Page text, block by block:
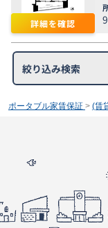
詳細を確認
絞り込み検索
ポータブル家賃保証 > (賃